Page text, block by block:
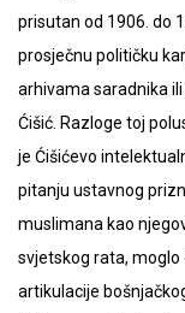
prisutan od 1906. do
prosječnu političku
arhivama saradnika
Ćišić. Razloge toj
je Ćišićevo
pitanju ustavnog
muslimana kao
svjetskog rata,
artikulacije